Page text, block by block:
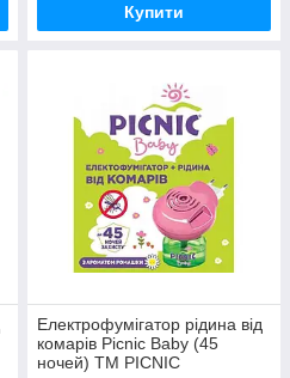
Купити
Електрофумiгатор рідина від
комарів Picnic Baby (45
ночей) ТМ PICNIC